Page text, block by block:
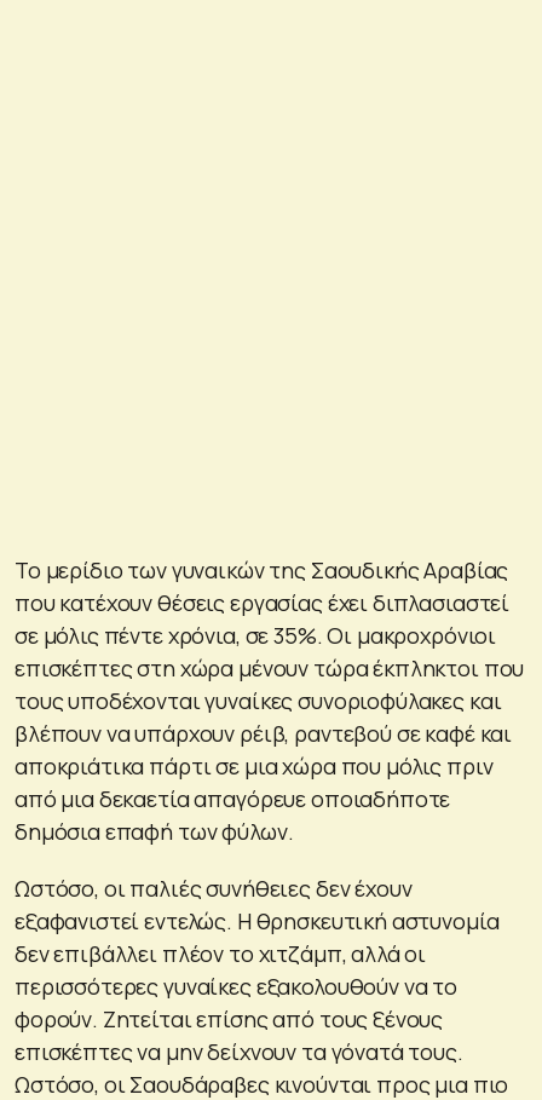
Το μερίδιο των γυναικών της Σαουδικής Αραβίας
που κατέχουν θέσεις εργασίας έχει διπλασιαστεί
σε μόλις πέντε χρόνια, σε 35%. Οι μακροχρόνιοι
επισκέπτες στη χώρα μένουν τώρα έκπληκτοι που
τους υποδέχονται γυναίκες συνοριοφύλακες και
βλέπουν να υπάρχουν ρέιβ, ραντεβού σε καφέ και
αποκριάτικα πάρτι σε μια χώρα που μόλις πριν
από μια δεκαετία απαγόρευε οποιαδήποτε
δημόσια επαφή των φύλων.
Ωστόσο, οι παλιές συνήθειες δεν έχουν
εξαφανιστεί εντελώς. Η θρησκευτική αστυνομία
δεν επιβάλλει πλέον το χιτζάμπ, αλλά οι
περισσότερες γυναίκες εξακολουθούν να το
φορούν. Ζητείται επίσης από τους ξένους
επισκέπτες να μην δείχνουν τα γόνατά τους.
Ωστόσο, οι Σαουδάραβες κινούνται προς μια πιο